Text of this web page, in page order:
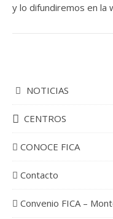
y lo difundiremos en la
NOTICIAS
CENTROS
CONOCE FICA
Contacto
Convenio FICA –